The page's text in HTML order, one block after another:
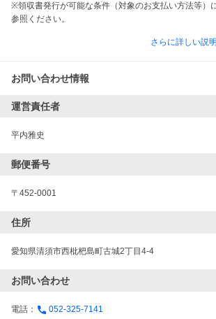
※領収書発行が可能な条件（対象のお支払い方法等）
参照ください。
さらに詳しい説
お問い合わせ情報
運営責任者
平内雅史
郵便番号
〒452-0001
住所
愛知県清須市西枇杷島町古城2丁目4-4
お問い合わせ
電話：
052-325-7141